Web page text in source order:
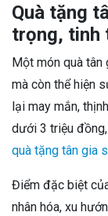
Quà tặng
trọng, tinh
Một món quà tân
mà còn thể hiện
lại may mắn,
dưới 3 triệu
quà tặng tân gia
Điểm đặc biệt
nhân hóa, xu